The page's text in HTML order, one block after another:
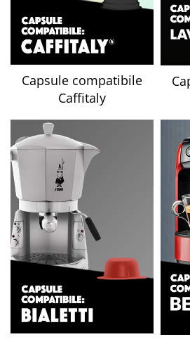
Capsule compatibile
Caffitaly